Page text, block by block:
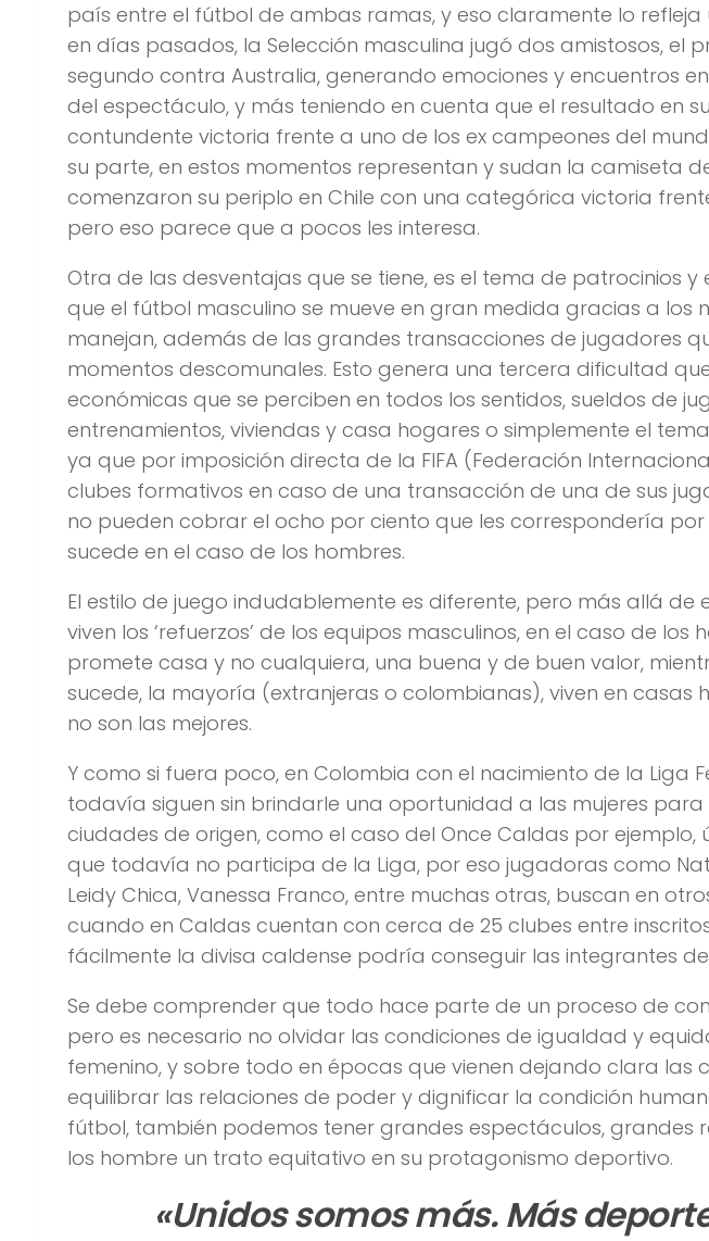
país entre el fútbol de ambas ramas, y eso claramente lo refleja
en días pasados, la Selección masculina jugó dos amistosos, el
segundo contra Australia, generando emociones y encuentros
del espectáculo, y más teniendo en cuenta que el resultado en
contundente victoria frente a uno de los ex campeones del
su parte, en estos momentos representan y sudan la camiseta
comenzaron su periplo en Chile con una categórica victoria
pero eso parece que a pocos les interesa.
Otra de las desventajas que se tiene, es el tema de patrocinios y
que el fútbol masculino se mueve en gran medida gracias a los
manejan, además de las grandes transacciones de jugadores
momentos descomunales. Esto genera una tercera dificultad
económicas que se perciben en todos los sentidos, sueldos de
entrenamientos, viviendas y casa hogares o simplemente el
ya que por imposición directa de la FIFA (Federación
clubes formativos en caso de una transacción de una de sus
no pueden cobrar el ocho por ciento que les correspondería
sucede en el caso de los hombres.
El estilo de juego indudablemente es diferente, pero más allá de
viven los ‘refuerzos’ de los equipos masculinos, en el caso de
promete casa y no cualquiera, una buena y de buen valor,
sucede, la mayoría (extranjeras o colombianas), viven en casas
no son las mejores.
Y como si fuera poco, en Colombia con el nacimiento de la Liga
todavía siguen sin brindarle una oportunidad a las mujeres para
ciudades de origen, como el caso del Once Caldas por ejemplo,
que todavía no participa de la Liga, por eso jugadoras como
Leidy Chica, Vanessa Franco, entre muchas otras, buscan en
cuando en Caldas cuentan con cerca de 25 clubes entre
fácilmente la divisa caldense podría conseguir las integrantes
Se debe comprender que todo hace parte de un proceso de
pero es necesario no olvidar las condiciones de igualdad y
femenino, y sobre todo en épocas que vienen dejando clara las
equilibrar las relaciones de poder y dignificar la condición
fútbol, también podemos tener grandes espectáculos, grandes
los hombre un trato equitativo en su protagonismo deportivo.
«Unidos somos más. Más